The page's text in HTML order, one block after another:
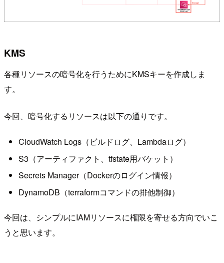
KMS
各種リソースの暗号化を行うためにKMSキーを作成しま
す。
今回、暗号化するリソースは以下の通りです。
CloudWatch Logs（ビルドログ、Lambdaログ）
S3（アーティファクト、tfstate用バケット）
Secrets Manager（Dockerのログイン情報）
DynamoDB（terraformコマンドの排他制御）
今回は、シンプルにIAMリソースに権限を寄せる方向でいこ
うと思います。